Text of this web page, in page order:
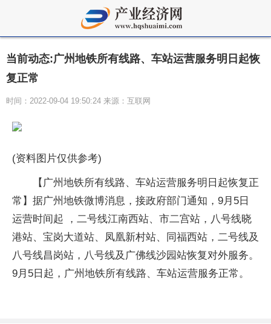
当前动态:广州地铁所有线路、车站运营服务明日起恢
复正常
时间：2022-09-04 19:50:24 来源：互联网
(资料图片仅供参考)
【广州地铁所有线路、车站运营服务明日起恢复正
常】据广州地铁微博消息，接政府部门通知，9月5日
运营时间起 ，二号线江南西站、市二宫站，八号线晓
港站、宝岗大道站、凤凰新村站、同福西站，二号线及
八号线昌岗站，八号线及广佛线沙园站恢复对外服务。
9月5日起，广州地铁所有线路、车站运营服务正常。